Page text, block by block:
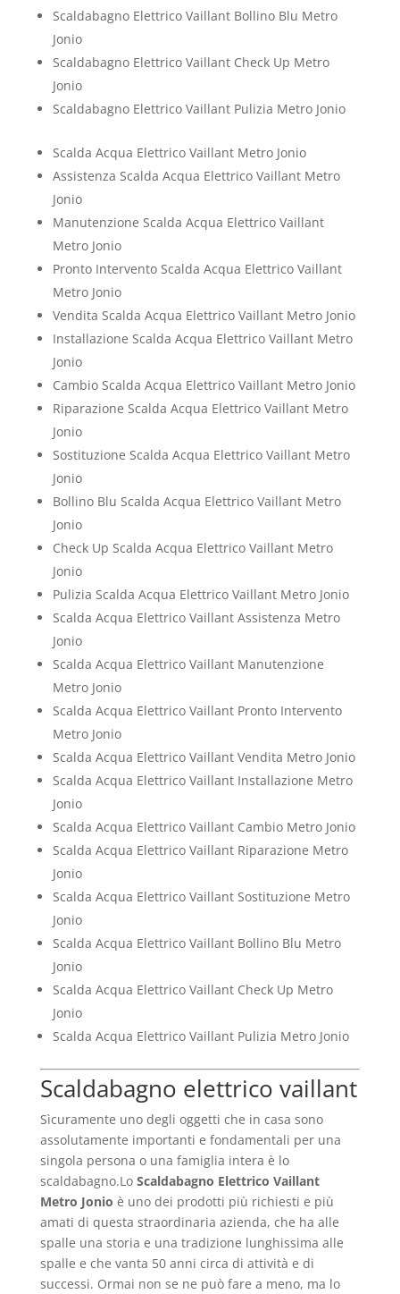
Scaldabagno Elettrico Vaillant Bollino Blu Metro
Jonio
Scaldabagno Elettrico Vaillant Check Up Metro
Jonio
Scaldabagno Elettrico Vaillant Pulizia Metro Jonio
Scalda Acqua Elettrico Vaillant Metro Jonio
Assistenza Scalda Acqua Elettrico Vaillant Metro
Jonio
Manutenzione Scalda Acqua Elettrico Vaillant
Metro Jonio
Pronto Intervento Scalda Acqua Elettrico Vaillant
Metro Jonio
Vendita Scalda Acqua Elettrico Vaillant Metro Jonio
Installazione Scalda Acqua Elettrico Vaillant Metro
Jonio
Cambio Scalda Acqua Elettrico Vaillant Metro Jonio
Riparazione Scalda Acqua Elettrico Vaillant Metro
Jonio
Sostituzione Scalda Acqua Elettrico Vaillant Metro
Jonio
Bollino Blu Scalda Acqua Elettrico Vaillant Metro
Jonio
Check Up Scalda Acqua Elettrico Vaillant Metro
Jonio
Pulizia Scalda Acqua Elettrico Vaillant Metro Jonio
Scalda Acqua Elettrico Vaillant Assistenza Metro
Jonio
Scalda Acqua Elettrico Vaillant Manutenzione
Metro Jonio
Scalda Acqua Elettrico Vaillant Pronto Intervento
Metro Jonio
Scalda Acqua Elettrico Vaillant Vendita Metro Jonio
Scalda Acqua Elettrico Vaillant Installazione Metro
Jonio
Scalda Acqua Elettrico Vaillant Cambio Metro Jonio
Scalda Acqua Elettrico Vaillant Riparazione Metro
Jonio
Scalda Acqua Elettrico Vaillant Sostituzione Metro
Jonio
Scalda Acqua Elettrico Vaillant Bollino Blu Metro
Jonio
Scalda Acqua Elettrico Vaillant Check Up Metro
Jonio
Scalda Acqua Elettrico Vaillant Pulizia Metro Jonio
Scaldabagno elettrico vaillant
Sìcuramente uno degli oggetti che in casa sono
assolutamente importanti e fondamentali per una
singola persona o una famiglia intera è lo
scaldabagno.Lo Scaldabagno Elettrico Vaillant
Metro Jonio è uno dei prodotti più richiesti e più
amati di questa straordinaria azienda, che ha alle
spalle una storia e una tradizione lunghissima alle
spalle e che vanta 50 anni circa di attività e di
successi. Ormai non se ne può fare a meno, ma lo